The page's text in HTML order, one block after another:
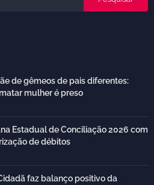
de gêmeos de pais diferentes:
mulher é preso
Estadual de Conciliação 2026 com
de débitos
faz balanço positivo da